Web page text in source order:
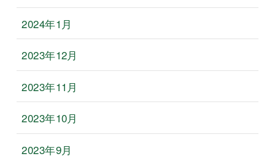
2024年1月
2023年12月
2023年11月
2023年10月
2023年9月